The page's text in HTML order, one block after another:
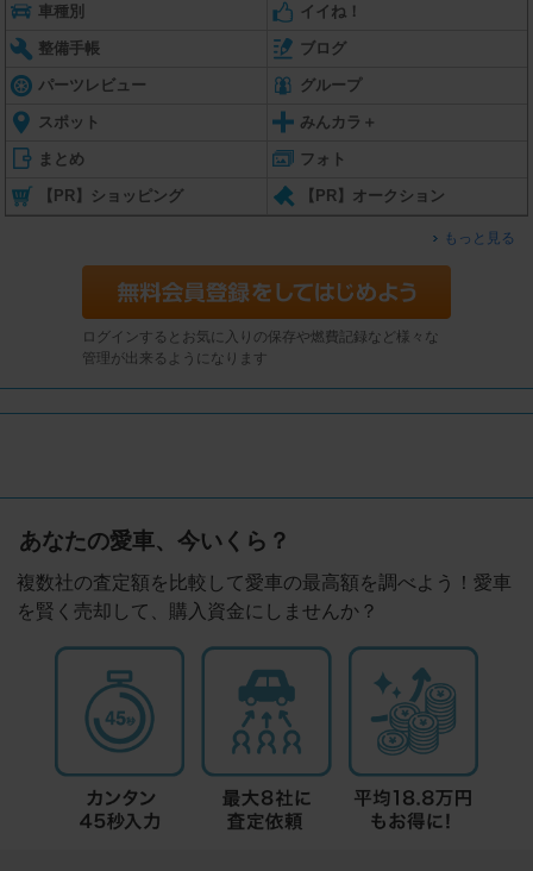
車種別 イイね！
整備手帳 ブログ
パーツレビュー グループ
スポット みんカラ＋
まとめ フォト
【PR】ショッピング 【PR】オークション
もっと見る
ログインするとお気に入りの保存や燃費記録など様々な
管理が出来るようになります
あなたの愛車、今いくら？
複数社の査定額を比較して愛車の最高額を調べよう！愛車
を賢く売却して、購入資金にしませんか？